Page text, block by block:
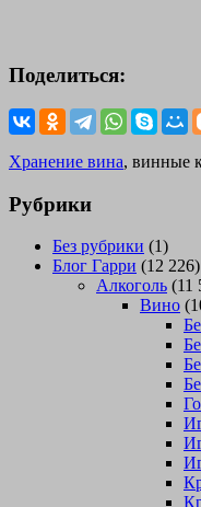
Поделиться:
Хранение вина, винные
Рубрики
Без рубрики (1)
Блог Гарри (12 226)
Алкоголь (11
Вино